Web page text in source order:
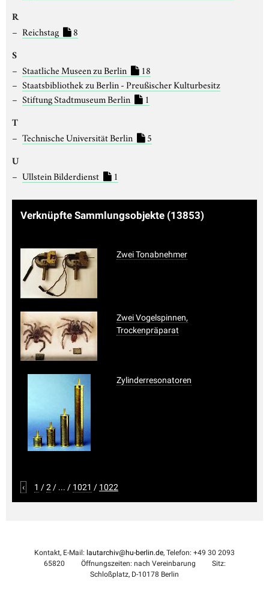
R
Reichstag 8
S
Staatliche Museen zu Berlin
18
Staatsbibliothek zu Berlin - Preußischer Kulturbesitz
Stiftung Stadtmuseum Berlin
1
T
Technische Universität Berlin 5
U
Ullstein Bilderdienst 1
Verknüpfte Sammlungsobjekte (13853)
Zwei Tonabnehmer
Zwei Vogelspinnen,
Trockenpräparat
Zylinderresonatoren
‹ 1 /2 / ... / 1021 / 1022
Kontakt, E-Mail: lautarchiv@hu-berlin.de, Telefon: +49 30 2093
65820
Öffnungszeiten: nach Vereinbarung
Sitz:
Schloßplatz, D-10178 Berlin